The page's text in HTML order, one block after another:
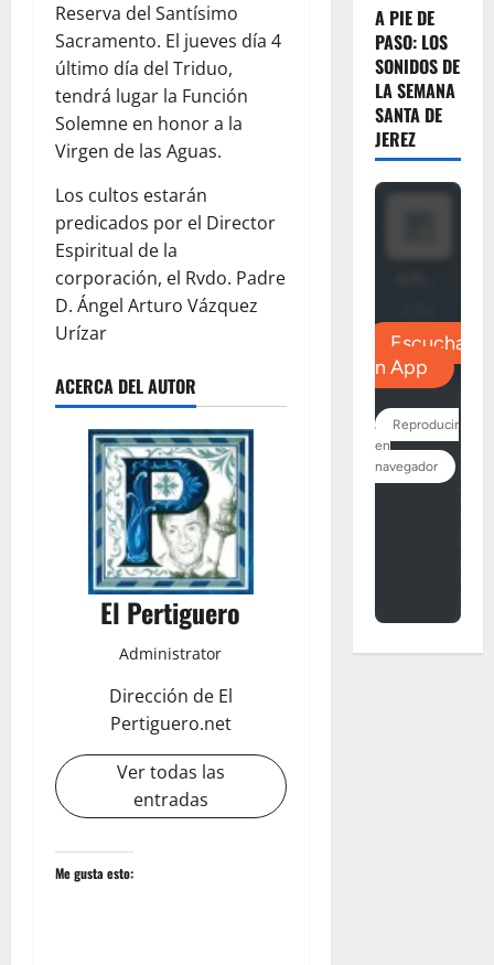
Reserva del Santísimo
Sacramento. El jueves día 4
último día del Triduo,
tendrá lugar la Función
Solemne en honor a la
Virgen de las Aguas.
Los cultos estarán
predicados por el Director
Espiritual de la
corporación, el Rvdo. Padre
D. Ángel Arturo Vázquez
Urízar
ACERCA DEL AUTOR
El Pertiguero
Administrator
Dirección de El
Pertiguero.net
Ver todas las
entradas
Me gusta esto:
A PIE DE
PASO: LOS
SONIDOS DE
LA SEMANA
SANTA DE
JEREZ